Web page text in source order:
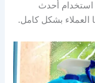
استخدام أحدث
العملاء بشكل كامل.